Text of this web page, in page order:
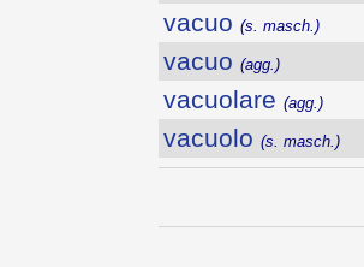
vacuo (s. masch.)
vacuo (agg.)
vacuolare (agg.)
vacuolo (s. masch.)